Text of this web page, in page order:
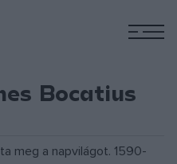
Bocatius
meg a napvilágot. 1590-